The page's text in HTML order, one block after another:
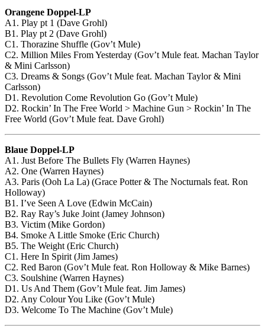
Orangene Doppel-LP
A1. Play pt 1 (Dave Grohl)
B1. Play pt 2 (Dave Grohl)
C1. Thorazine Shuffle (Gov’t Mule)
C2. Million Miles From Yesterday (Gov’t Mule feat. Machan Taylor
& Mini Carlsson)
C3. Dreams & Songs (Gov’t Mule feat. Machan Taylor & Mini
Carlsson)
D1. Revolution Come Revolution Go (Gov’t Mule)
D2. Rockin’ In The Free World > Machine Gun > Rockin’ In The
Free World (Gov’t Mule feat. Dave Grohl)
Blaue Doppel-LP
A1. Just Before The Bullets Fly (Warren Haynes)
A2. One (Warren Haynes)
A3. Paris (Ooh La La) (Grace Potter & The Nocturnals feat. Ron
Holloway)
B1. I’ve Seen A Love (Edwin McCain)
B2. Ray Ray’s Juke Joint (Jamey Johnson)
B3. Victim (Mike Gordon)
B4. Smoke A Little Smoke (Eric Church)
B5. The Weight (Eric Church)
C1. Here In Spirit (Jim James)
C2. Red Baron (Gov’t Mule feat. Ron Holloway & Mike Barnes)
C3. Soulshine (Warren Haynes)
D1. Us And Them (Gov’t Mule feat. Jim James)
D2. Any Colour You Like (Gov’t Mule)
D3. Welcome To The Machine (Gov’t Mule)